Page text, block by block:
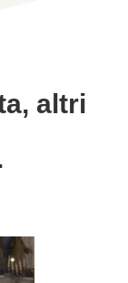
altri